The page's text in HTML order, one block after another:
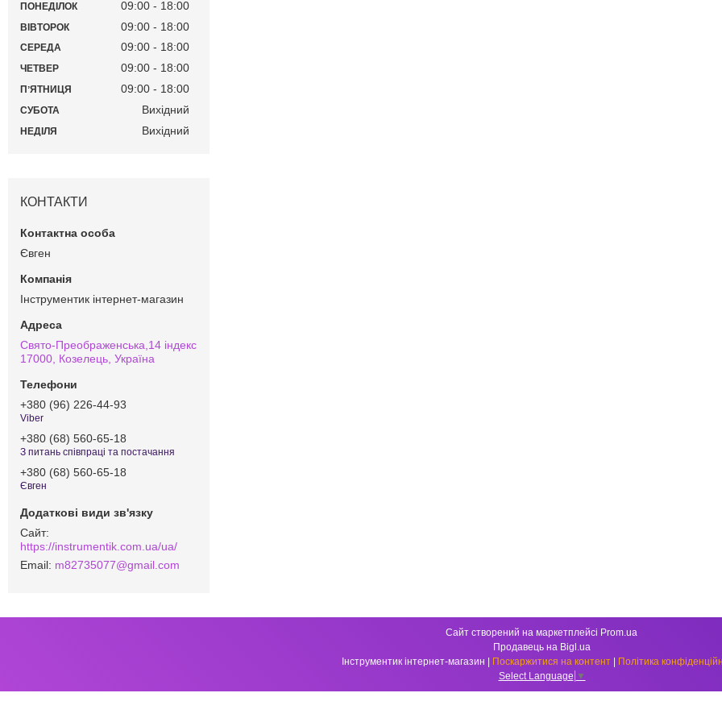
ПОНЕДІЛОК 09:00 18:00
ВІВТОРОК 09:00 18:00
СЕРЕДА 09:00 18:00
ЧЕТВЕР 09:00 18:00
ПʼЯТНИЦЯ 09:00 18:00
СУБОТА Вихідний
НЕДІЛЯ Вихідний
КОНТАКТИ
Євген
Інструментик інтернет-магазин
Свято-Преображенська,14 індекс
17000, Козелець, Україна
+380 (96) 226-44-93
Viber
+380 (68) 560-65-18
З питань співпраці та постачання
+380 (68) 560-65-18
Євген
https://instrumentik.com.ua/ua/
m82735077@gmail.com
Сайт створений на маркетплейсі Prom.ua
Продавець на Bigl.ua
Інструментик інтернет-магазин | Поскаржитися на контент | Політика
Select Language ▼